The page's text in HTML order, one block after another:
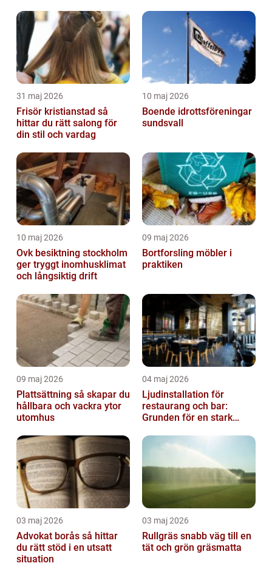
31 maj 2026
Frisör kristianstad så
hittar du rätt salong för
din stil och vardag
10 maj 2026
Boende idrottsföreningar
sundsvall
10 maj 2026
Ovk besiktning stockholm
ger tryggt inomhusklimat
och långsiktig drift
09 maj 2026
Bortforsling möbler i
praktiken
09 maj 2026
Plattsättning så skapar du
hållbara och vackra ytor
utomhus
04 maj 2026
Ljudinstallation för
restaurang och bar:
Grunden för en stark
03 maj 2026
Advokat borås så hittar
du rätt stöd i en utsatt
situation
03 maj 2026
Rullgräs snabb väg till en
tät och grön gräsmatta